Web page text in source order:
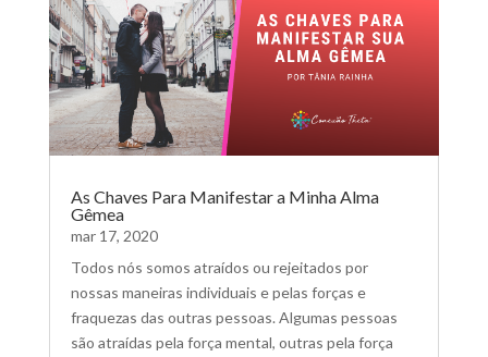
As Chaves Para Manifestar a Minha Alma
Gêmea
mar 17, 2020
Todos nós somos atraídos ou rejeitados por
nossas maneiras individuais e pelas forças e
fraquezas das outras pessoas. Algumas pessoas
são atraídas pela força mental, outras pela força